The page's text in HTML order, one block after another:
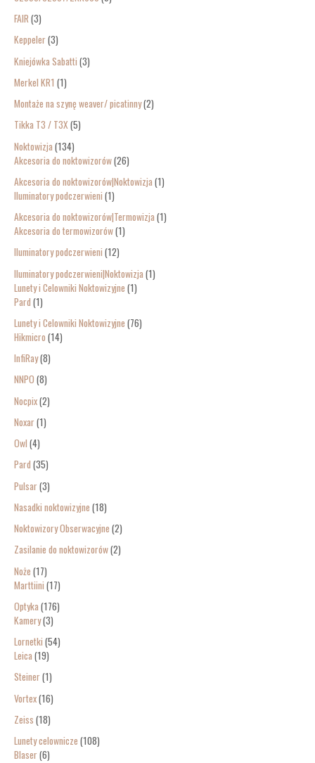
FAIR 3
Keppeler 3
Kniejówka Sabatti 3
Merkel KR1 1
Montaże na szynę weaver/ picatinny 2
Tikka T3 / T3X 5
Noktowizja 134
Akcesoria do noktowizorów 26
Akcesoria do noktowizorów|Noktowizja 1
Iluminatory podczerwieni 1
Akcesoria do noktowizorów|Termowizja 1
Akcesoria do termowizorów 1
Iluminatory podczerwieni 12
Iluminatory podczerwieni|Noktowizja 1
Lunety i Celowniki Noktowizyjne 1
Pard 1
Lunety i Celowniki Noktowizyjne 76
Hikmicro 14
InfiRay 8
NNPO 8
Nocpix 2
Noxar 1
Owl 4
Pard 35
Pulsar 3
Nasadki noktowizyjne 18
Noktowizory Obserwacyjne 2
Zasilanie do noktowizorów 2
Noże 17
Marttiini 17
Optyka 176
Kamery 3
Lornetki 54
Leica 19
Steiner 1
Vortex 16
Zeiss 18
Lunety celownicze 108
Blaser 6